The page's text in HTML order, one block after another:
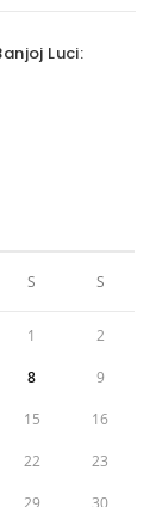
Luci:
S S
1 2
8 9
15 16
22 23
29 30